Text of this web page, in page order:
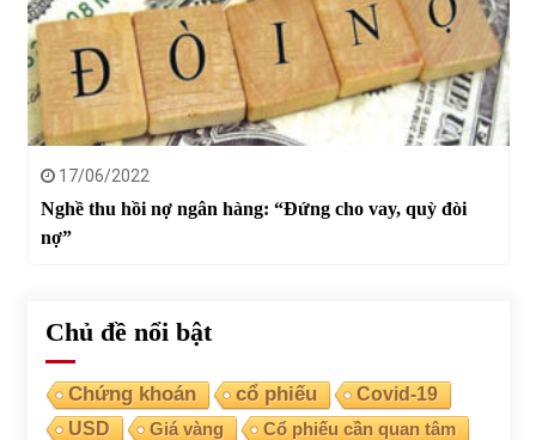
17/06/2022
Nghề thu hồi nợ ngân hàng: “Đứng cho vay, quỳ đòi
nợ”
Chủ đề nổi bật
Chứng khoán cổ phiếu
Covid-19
USD
Giá vàng Cổ phiếu cần quan tâm